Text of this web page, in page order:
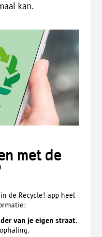
kan.
met de
de Recycle! app heel
van je eigen straat.